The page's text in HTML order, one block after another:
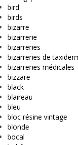
bird
birds
bizarre
bizarrerie
bizarreries
bizarreries de
bizarreries médicales
bizzare
black
blaireau
bleu
bloc résine vintage
blonde
bocal